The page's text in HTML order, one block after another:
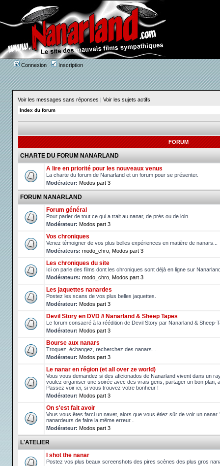
Connexion Inscription
Voir les messages sans réponses | Voir les sujets actifs
Index du forum
FORUM
CHARTE DU FORUM NANARLAND
A lire en priorité pour les nouveaux venus
La charte du forum de Nanarland et un forum pour se présenter.
Modérateur: Modos part 3
FORUM NANARLAND
Forum général
Pour parler de tout ce qui a trait au nanar, de près ou de loin.
Modérateur: Modos part 3
Vos chroniques
Venez témoigner de vos plus belles expériences en matière de nanars...
Modérateurs: modo_chro Modos part 3
Les chroniques du site
Ici on parle des films dont les chroniques sont déjà en ligne sur
Modérateurs: modo_chro Modos part 3
Les jaquettes nanardes
Postez les scans de vos plus belles jaquettes.
Modérateur: Modos part 3
Devil Story en DVD // Nanarland & Sheep Tapes
Le forum consacré à la réédition de Devil Story par Nanarland & Sheep-
Modérateur: Modos part 3
Bourse aux nanars
Troquez, échangez, recherchez des nanars...
Modérateur: Modos part 3
Le nanar en région (et all over ze world)
Vous vous demandez si des aficionados de Nanarland vivent dans un
voulez organiser une soirée avec des vrais gens, partager un bon plan,
Passez voir ici, si vous trouvez votre bonheur !
Modérateur: Modos part 3
On s'est fait avoir
Vous vous êtes farci un navet, alors que vous étiez sûr de voir un
nanardeurs de faire la même erreur...
Modérateur: Modos part 3
L'ATELIER
I shot the nanar
Postez vos plus beaux screenshots des pires scènes des plus gros